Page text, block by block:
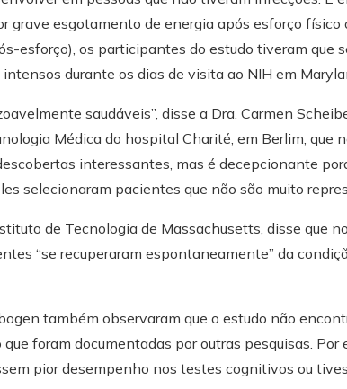
grave esgotamento de energia após esforço físico
esforço), os participantes do estudo tiveram que
durante os dias de visita ao NIH em
saudáveis”, disse a Dra. Carmen
Médica do hospital Charité, em Berlim, que
interessantes, mas é decepcionante
selecionaram pacientes que não são muito
de Tecnologia de Massachusetts, disse que
“se recuperaram espontaneamente” da
também observaram que o estudo não
foram documentadas por outras pesquisas. Por
pior desempenho nos testes cognitivos ou